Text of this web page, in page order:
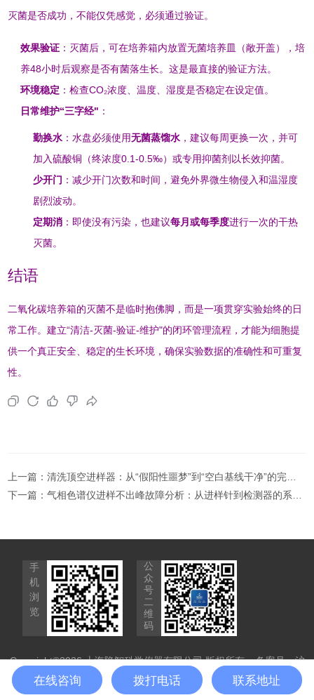
灭菌是否成功，不能仅凭感觉，必须通过验证。
效果验证 ：灭菌后，可在培养箱内放置无菌培养皿（敞开盖），培
养48小时后观察是否有菌落生长。这是最直接的验证方法。
环境稳定 ：检查CO₂浓度、温度、湿度是否稳定在设定值。
日常维护“三字经" ：
勤换水 ：水盘必须使用无菌蒸馏水 ，建议每周更换一次，并可
加入硫酸铜（终浓度0.1-0.5‰）或专用抑菌剂以长效抑菌。
少开门 ：减少开门次数和时间，避免外界微生物侵入和温湿度
剧烈波动。
定期消 ：即使没有污染，也建议每月或每季度进行一次的干热
灭菌。
结语
二氧化碳培养箱的灭菌不是临时抱佛脚，而是一项贯穿实验始终的日
常工作。建立“清洁-灭菌-验证-维护"的闭环管理流程，才能为细胞提
供一个真正安全、稳定的生长环境，确保实验数据的准确性和可重复
性。
上一篇：清洗顶空进样器：从“假阳性噩梦”到“空白基线干净”的完整方案
下一篇：气相色谱仪进样不出峰故障分析：从进样针到检测器的系统排查
手
机
浏
览
公
众
号
二
维
码
Copyright©2026 上海隐智科学仪器有限公司 版权所有备案号：沪
ICP备2021017622号-4
sitemap.xml 技术支持：制药网
在线咨询 拨打电话 联系地址